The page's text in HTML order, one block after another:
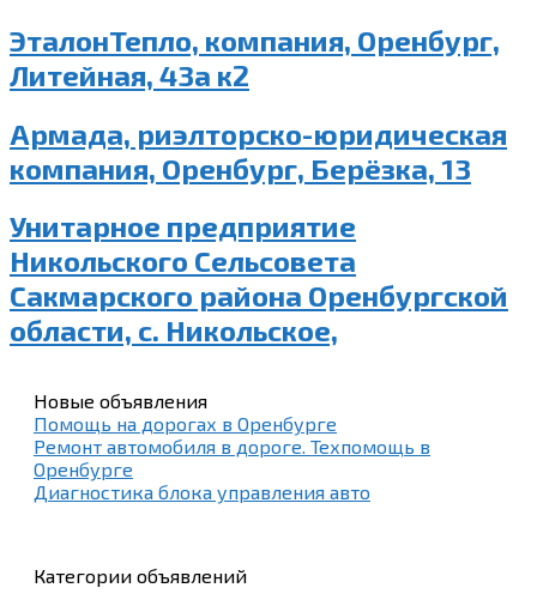
ЭталонТепло, компания, Оренбург,
Литейная, 43а к2
Армада, риэлторско-юридическая
компания, Оренбург, Берёзка, 13
Унитарное предприятие
Никольского Сельсовета
Сакмарского района Оренбургской
области, с. Никольское,
Новые объявления
Помощь на дорогах в Оренбурге
Ремонт автомобиля в дороге. Техпомощь в
Оренбурге
Диагностика блока управления авто
Категории объявлений